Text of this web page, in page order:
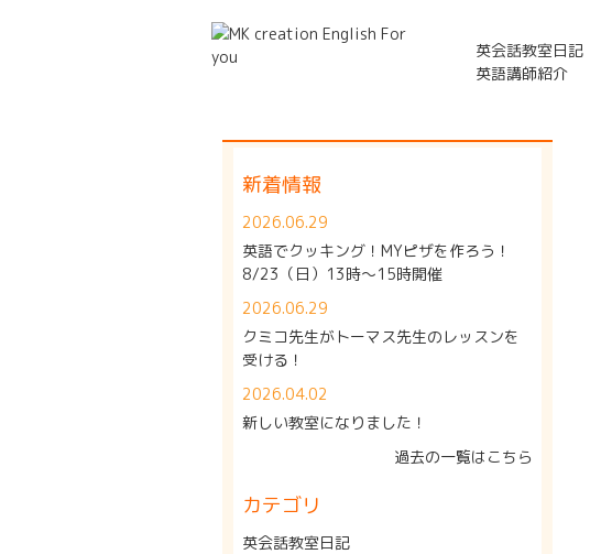
英会話教室日記
英語講師紹介
新着情報
2026.06.29
英語でクッキング！MYピザを作ろう！
8/23（日）13時～15時開催
2026.06.29
クミコ先生がトーマス先生のレッスンを
受ける！
2026.04.02
新しい教室になりました！
過去の一覧はこちら
カテゴリ
英会話教室日記